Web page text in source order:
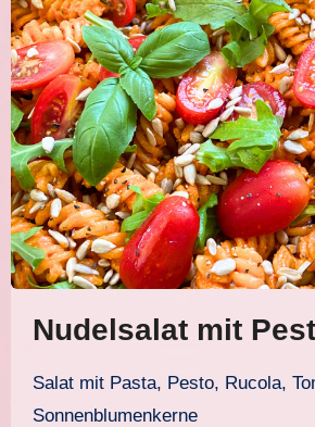
Nudelsalat mit
Salat mit Pasta, Pesto, Rucola, Tomaten und
Sonnenblumenkerne